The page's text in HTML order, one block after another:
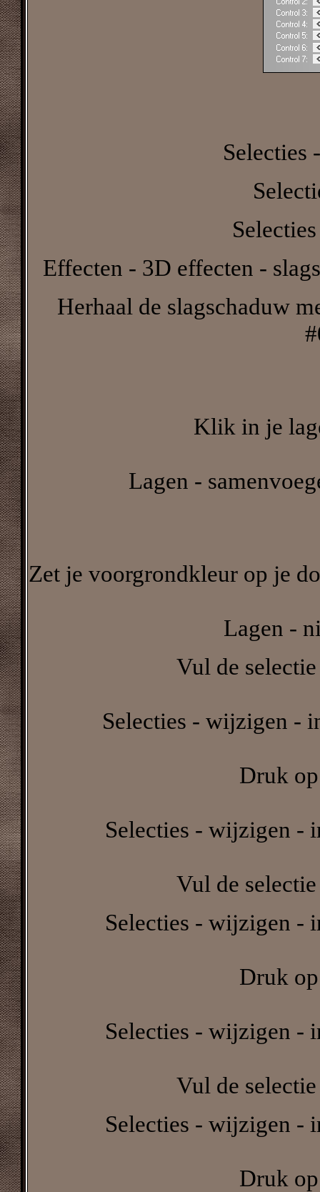
Selecties
Effecten - 3D effecten -
Herhaal de slagschaduw
Klik in je
Lagen -
Zet je voorgrondkleur op je
Lagen -
Vul de
Selecties - wijzigen -
Druk
Selecties - wijzigen -
Vul de
Selecties - wijzigen -
Druk
Selecties - wijzigen -
Vul de
Selecties - wijzigen -
Druk